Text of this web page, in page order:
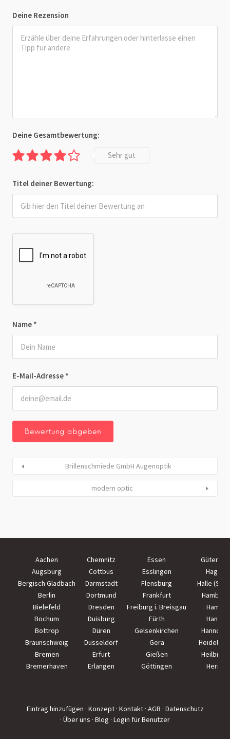
Deine Rezension
Name *
E-Mail-Adresse *
Deine Gesamtbewertung:
Sehr gut
Titel deiner Bewertung:
Brillenschmiede GmbH Augenoptik
modern optic
Aachen Chemnitz Essen
Augsburg
Cottbus Esslingen
Hagen
Bergisch Gladbach
Darmstadt Flensburg
Halle
Berlin
Dortmund Frankfurt
Hamburg
Bielefeld
Dresden Freiburg i. Breisgau
Hamm
Bochum
Duisburg Fürth
Hanau
Bottrop
Düren Gelsenkirchen
Hannover
Braunschweig
Düsseldorf Gera
Bremen
Erfurt Gießen
Heilbronn
Bremerhaven
Erlangen Göttingen Herne
Eintrag hinzufügen · Konzept · Kontakt · AGB · Datenschutz
· Über uns · Blog · Login für Benutzer